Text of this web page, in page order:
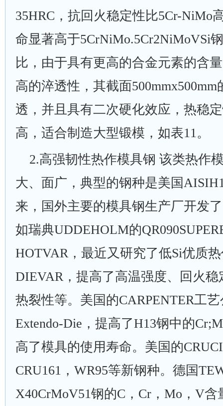
35HRC，抗回火稳定性比5Cr-NiMo
命显著高于5CrNiMo.5Cr2NiMoVSi
比，由于具有更高的合金元素的含
高的淬透性，其截面
透，并且具有二次硬化效应，热稳
高，适合制造大型锻模，如表11。
2.高强韧性热作模具钢 该类热作
大、面广，典型的钢种是美国
来，国外主要的模具钢生产厂开发
如瑞典UDDEHOLM的
HOTVAR，最近又研究了低Si优质
DIEVAR，提高了高温强度、回火
热裂性等。美国的CARPENTER工
Extendo-Die，提高了H13钢中的
高了模具的使用寿命。美国的
CRU161，WR95等新钢种。德国
X40CrMoV51钢的C，Cr，Mo，V含